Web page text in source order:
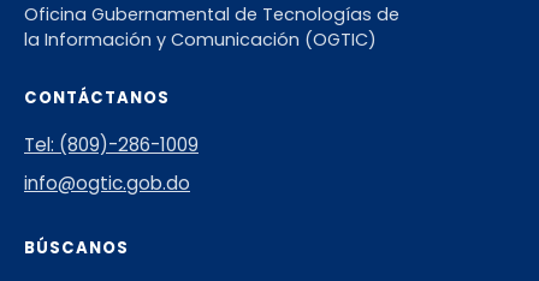
Oficina Gubernamental de Tecnologías de
la Información y Comunicación (OGTIC)
CONTÁCTANOS
Tel: (809)-286-1009
info@ogtic.gob.do
BÚSCANOS